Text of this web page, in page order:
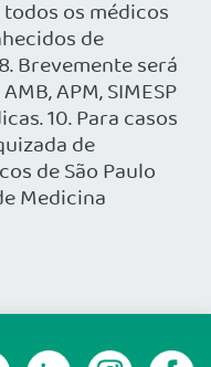
os médicos
de
Brevemente será
APM, SIMESP
10. Para casos
de
de São Paulo
Medicina